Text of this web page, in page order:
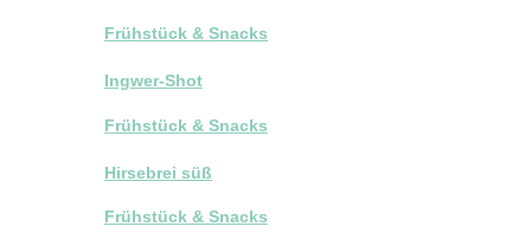
Frühstück & Snacks
Ingwer-Shot
Frühstück & Snacks
Hirsebrei süß
Frühstück & Snacks